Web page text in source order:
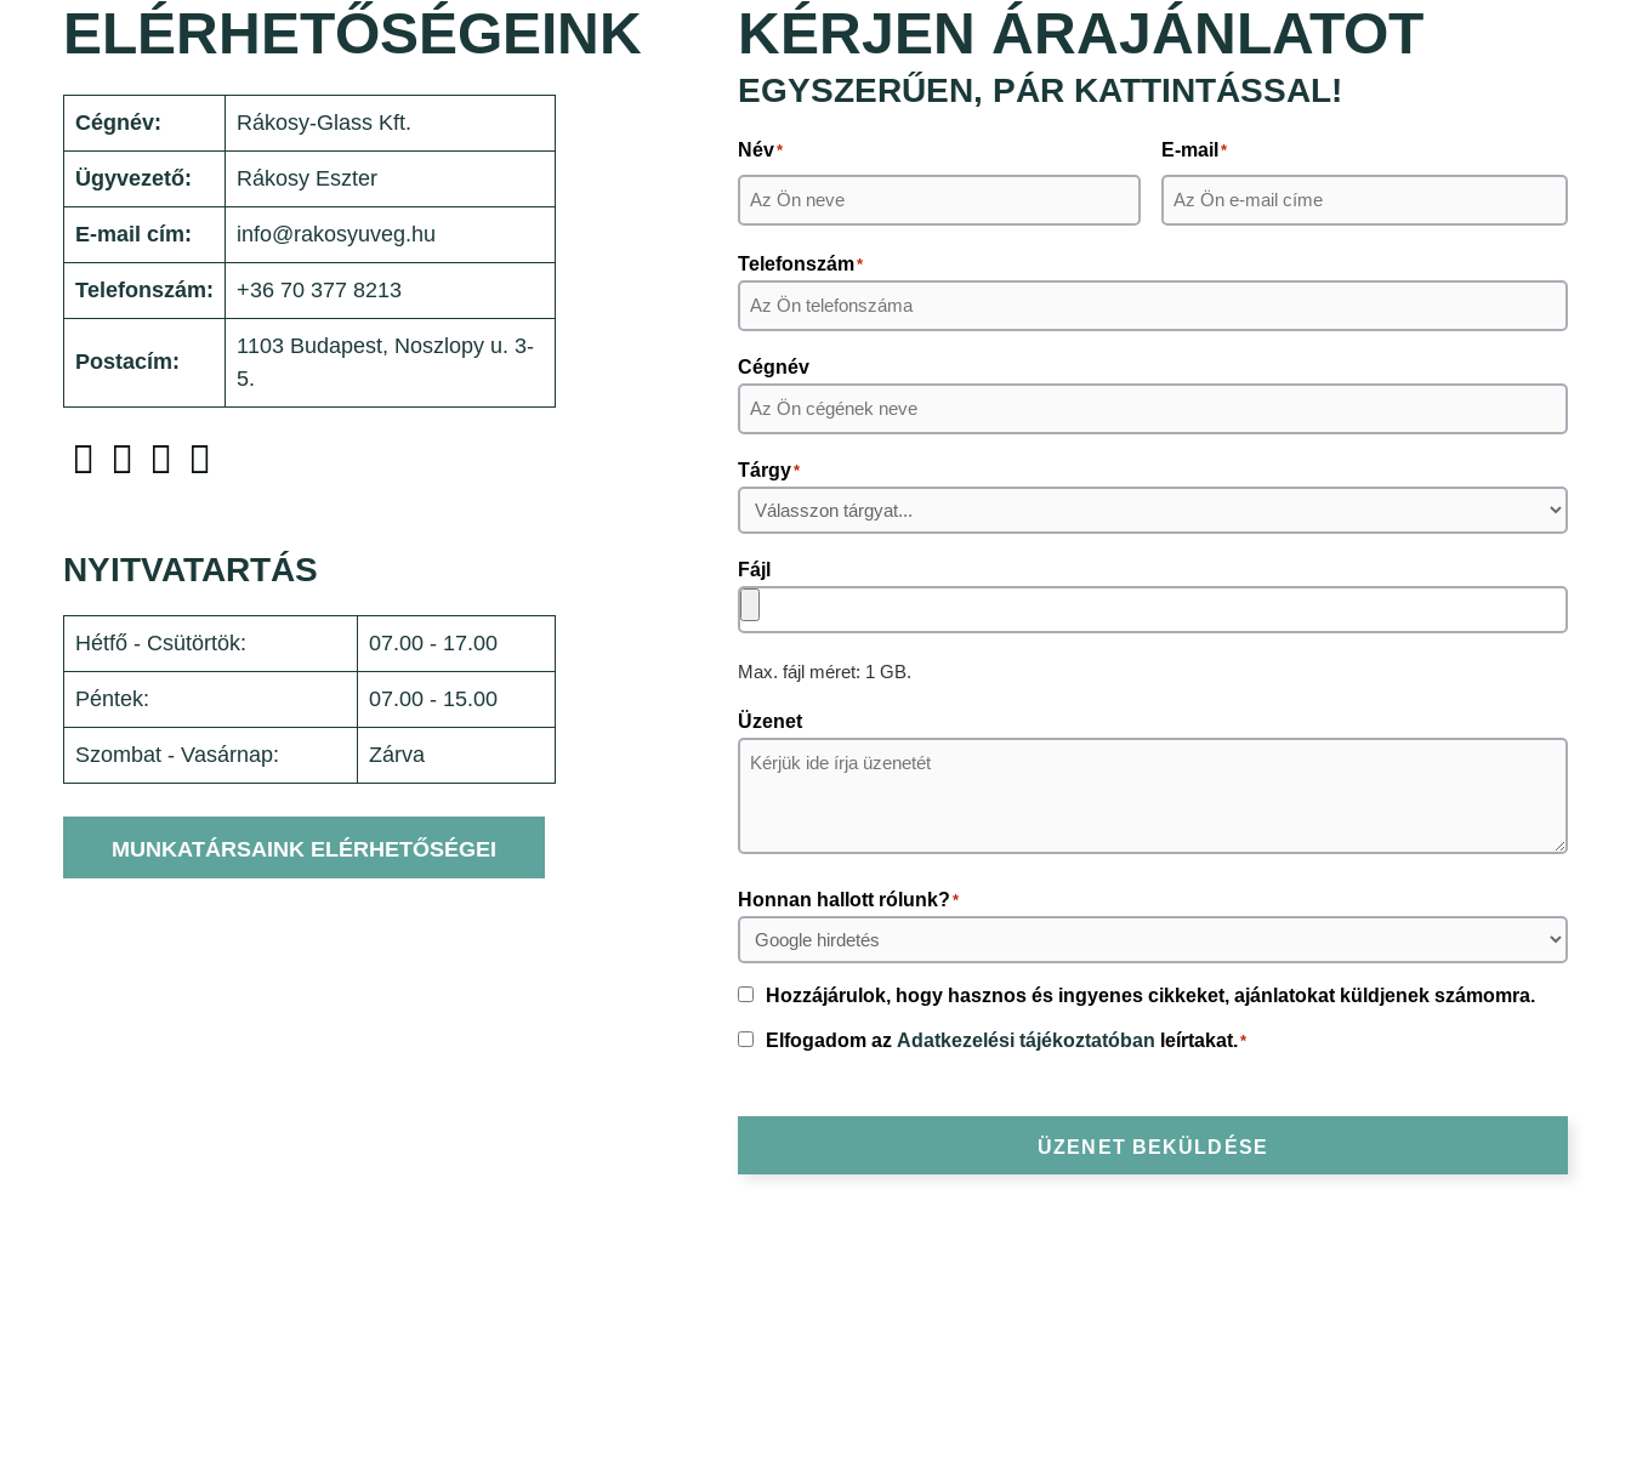
ELÉRHETŐSÉGEINK
Cégnév: Rákosy-Glass Kft.
Ügyvezető: Rákosy Eszter
E-mail cím: info@rakosyuveg.hu
Telefonszám: +36 70 377 8213
Postacím:
1103 Budapest, Noszlopy u. 3-
5.
NYITVATARTÁS
Hétfő - Csütörtök: 07.00 - 17.00
Péntek: 07.00 - 15.00
Szombat - Vasárnap: Zárva
MUNKATÁRSAINK ELÉRHETŐSÉGEI
KÉRJEN ÁRAJÁNLATOT
EGYSZERŰEN, PÁR KATTINTÁSSAL!
Név* E-mail *
Telefonszám*
Cégnév
Tárgy*
Fájl
Max. fájl méret: 1 GB.
Üzenet
Honnan hallott rólunk? *
Consent
Hozzájárulok, hogy hasznos és ingyenes cikkeket, ajánlatokat küldjenek számomra.
Consent*
Elfogadom az Adatkezelési tájékoztatóban leírtakat.*
ÜZENET BEKÜLDÉSE